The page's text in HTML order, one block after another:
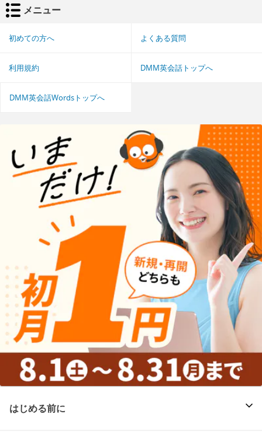
メニュー
初めての方へ よくある質問
利用規約 DMM英会話トップへ
DMM英会話Wordsトップへ
はじめる前に